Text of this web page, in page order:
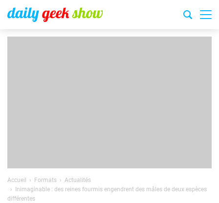
Accueil Formats
Actualités
Inimaginable : des reines fourmis engendrent des mâles de deux espèces
différentes